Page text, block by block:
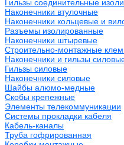
Гильзы соединительные
Наконечники втулочные
Наконечники кольцевые и
Разъемы изолированные
Наконечники штыревые
Строительно-монтажные
Наконечники и гильзы
Гильзы силовые
Наконечники силовые
Шайбы алюмо-медные
Скобы крепежные
Элементы телекоммуникации
Системы прокладки кабеля
Кабель-каналы
Труба гофрированная